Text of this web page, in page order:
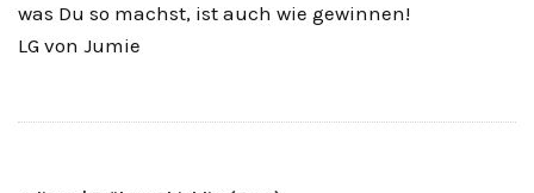
was Du so machst, ist auch wie gewinnen!
LG von Jumie